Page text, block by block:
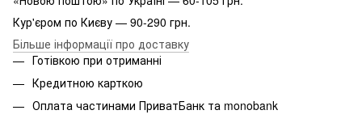
Кур'єром по Києву — 90-290 грн.
Більше інформації про доставку
Готівкою при отриманні
Кредитною карткою
Оплата частинами ПриватБанк та monobank